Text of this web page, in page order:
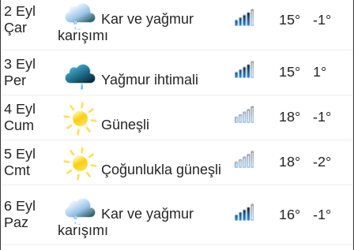
2 Eyl
Çar
Kar ve yağmur
karışımı
15° -1°
3 Eyl
Per
Yağmur ihtimali 15° 1°
4 Eyl
Cum
Güneşli 18° -1°
5 Eyl
Cmt
Çoğunlukla güneşli 18° -2°
6 Eyl
Paz
Kar ve yağmur
karışımı
16° -1°